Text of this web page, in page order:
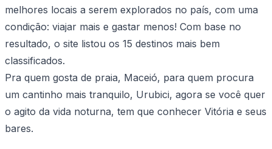
melhores locais a serem explorados no país, com uma
condição: viajar mais e gastar menos! Com base no
resultado, o site listou os 15 destinos mais bem
classificados.
Pra quem gosta de praia, Maceió, para quem procura
um cantinho mais tranquilo, Urubici, agora se você quer
o agito da vida noturna, tem que conhecer Vitória e seus
bares.